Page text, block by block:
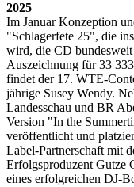
2025
Im Januar Konzeption
"Schlagerfete 25", die
wird, die CD
Auszeichnung für 33
findet der 17. WTE-
jährige Susey Wendy.
Landesschau und BR
Version "In the
veröffentlicht und
Label-Partnerschaft mit
Erfolgsproduzent Gutze
eines erfolgreichen DJ-